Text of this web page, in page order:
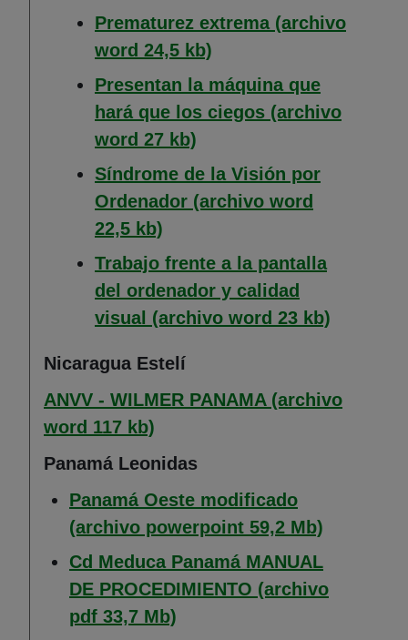
Prematurez extrema (archivo
word 24,5 kb)
Presentan la máquina que
hará que los ciegos (archivo
word 27 kb)
Síndrome de la Visión por
Ordenador (archivo word
22,5 kb)
Trabajo frente a la pantalla
del ordenador y calidad
visual (archivo word 23 kb)
Nicaragua Estelí
ANVV - WILMER PANAMA (archivo
word 117 kb)
Panamá Leonidas
Panamá Oeste modificado
(archivo powerpoint 59,2 Mb)
Cd Meduca Panamá MANUAL
DE PROCEDIMIENTO (archivo
pdf 33,7 Mb)